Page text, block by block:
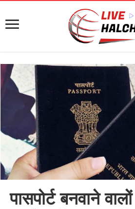
पासपोर्ट बनवाने